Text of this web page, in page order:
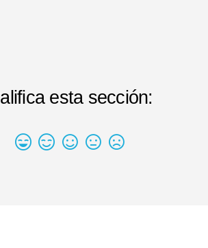
esta sección: